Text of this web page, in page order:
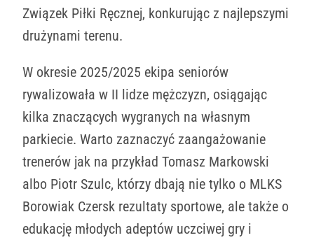
Związek Piłki Ręcznej, konkurując z najlepszymi
drużynami terenu.
W okresie 2025/2025 ekipa seniorów
rywalizowała w II lidze mężczyzn, osiągając
kilka znaczących wygranych na własnym
parkiecie. Warto zaznaczyć zaangażowanie
trenerów jak na przykład Tomasz Markowski
albo Piotr Szulc, którzy dbają nie tylko o MLKS
Borowiak Czersk rezultaty sportowe, ale także o
edukację młodych adeptów uczciwej gry i